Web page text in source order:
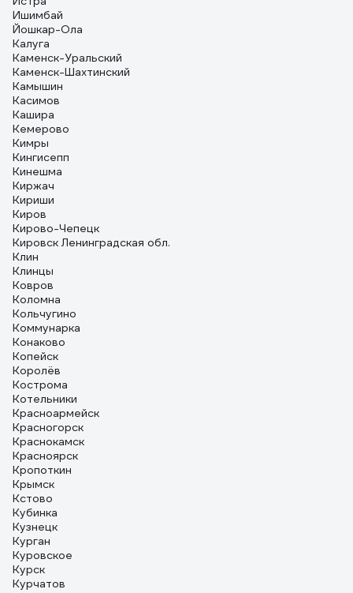
Ишимбай
Йошкар-Ола
Калуга
Каменск-Уральский
Каменск-Шахтинский
Камышин
Касимов
Кашира
Кемерово
Кимры
Кингисепп
Кинешма
Киржач
Кириши
Киров
Кирово-Чепецк
Кировск Ленинградская обл.
Клин
Клинцы
Ковров
Коломна
Кольчугино
Коммунарка
Конаково
Копейск
Королёв
Кострома
Котельники
Красноармейск
Красногорск
Краснокамск
Красноярск
Кропоткин
Крымск
Кстово
Кубинка
Кузнецк
Курган
Куровское
Курск
Курчатов